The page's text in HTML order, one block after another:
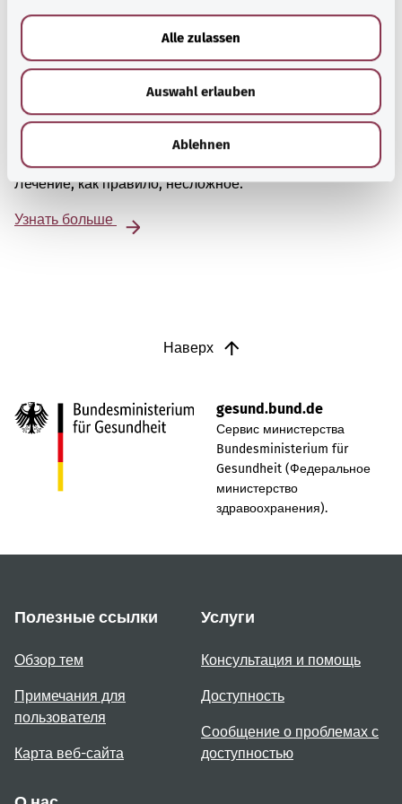
Alle zulassen
Auswahl erlauben
Ablehnen
Язва двенадцатиперстной кишки
Язва двенадцатиперстной кишки обычно возникает
вследствие регулярного приема обезболивающих
препаратов или из-за определенных бактерий.
Лечение, как правило, несложное.
Узнать больше
Наверх
gesund.bund.de
Сервис министерства
Bundesministerium für
Gesundheit (Федеральное
министерство
здравоохранения).
Полезные ссылки
Обзор тем
Примечания для
пользователя
Карта веб-сайта
Услуги
Консультация и помощь
Доступность
Сообщение о проблемах с
доступностью